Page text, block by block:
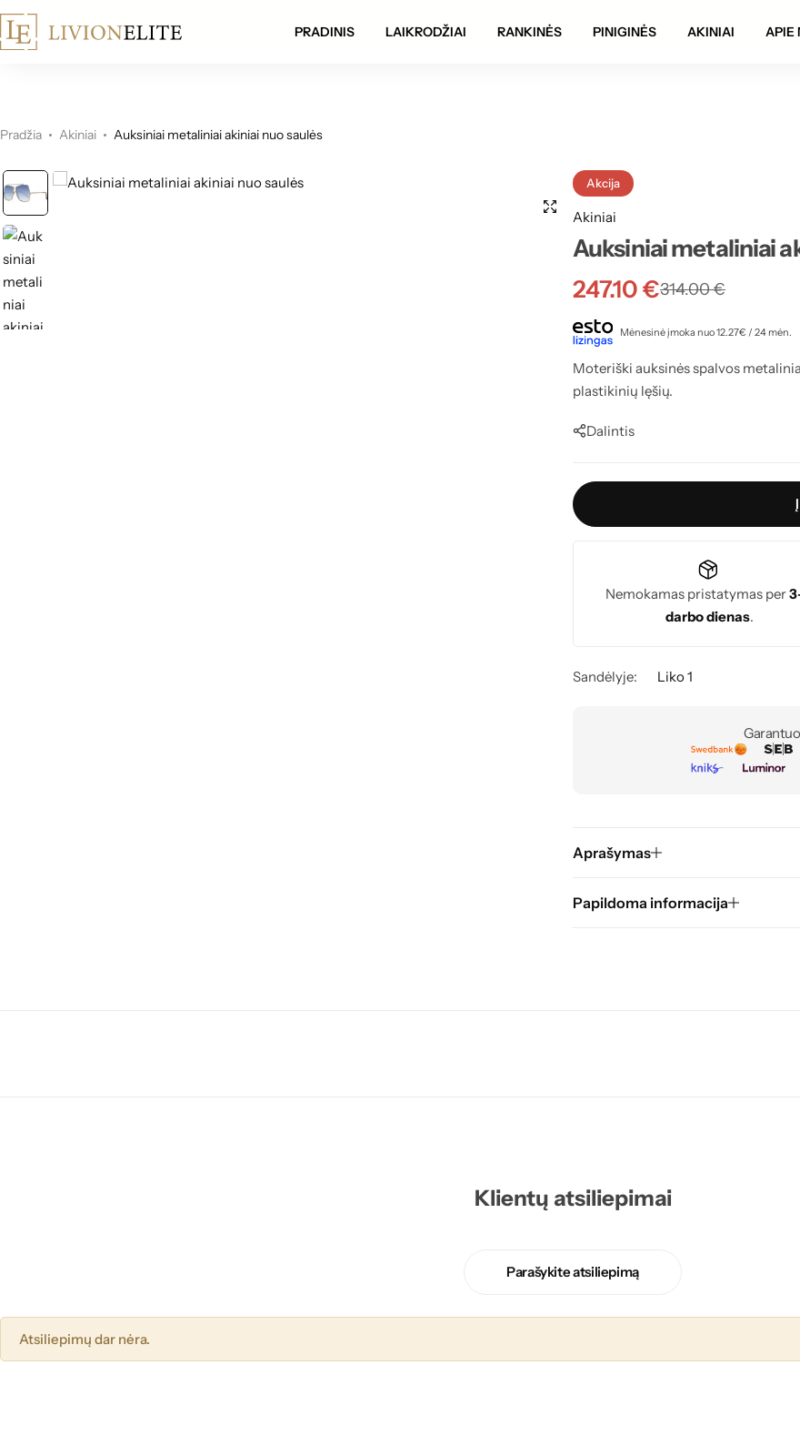
pristatymas visoje Lietuvoje!
PRADINIS LAIKRODŽIAI RANKINĖS PINIGINĖS AKINIAI APIE
Pradžia Akiniai Auksiniai metaliniai akiniai nuo saulės
Akcija
Akiniai
Auksiniai metaliniai
314.00€
247.10€
Mėnesinė įmoka nuo 12.27€ / 24 mėn.
Moteriški auksinės spalvos
plastikinių lęšių.
Dalintis
Nemokamas pristatymas per
darbo dienas.
Sandėlyje: Liko 1
Aprašymas
Papildoma informacija
Klientų atsiliepimai
Parašykite atsiliepimą
Atsiliepimų dar nėra.